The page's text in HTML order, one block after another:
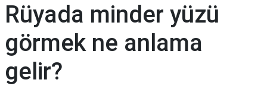
Rüyada minder yüzü
görmek ne anlama
gelir?